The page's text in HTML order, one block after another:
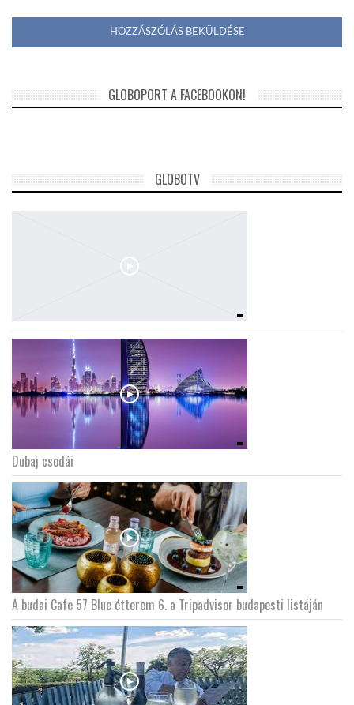
GLOBOPORT A FACEBOOKON!
GLOBOTV
Dubaj csodái
A budai Cafe 57 Blue étterem 6. a Tripadvisor budapesti listáján